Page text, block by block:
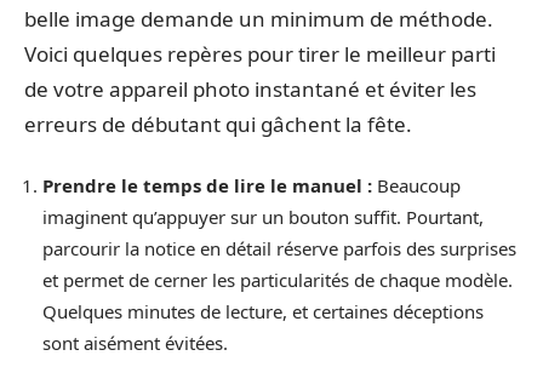
belle image demande un minimum de méthode.
Voici quelques repères pour tirer le meilleur parti
de votre appareil photo instantané et éviter les
erreurs de débutant qui gâchent la fête.
Prendre le temps de lire le manuel : Beaucoup
imaginent qu’appuyer sur un bouton suffit. Pourtant,
parcourir la notice en détail réserve parfois des surprises
et permet de cerner les particularités de chaque modèle.
Quelques minutes de lecture, et certaines déceptions
sont aisément évitées.